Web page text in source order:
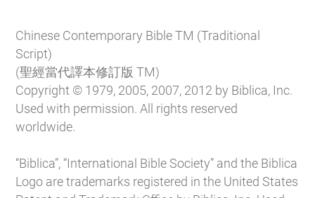
Chinese Contemporary Bible TM (Traditional
Script)
(聖經當代譯本修訂版 TM)
Copyright © 1979, 2005, 2007, 2012 by Biblica, Inc.
Used with permission. All rights reserved
worldwide.
“Biblica”, “International Bible Society” and the Biblica
Logo are trademarks registered in the United States